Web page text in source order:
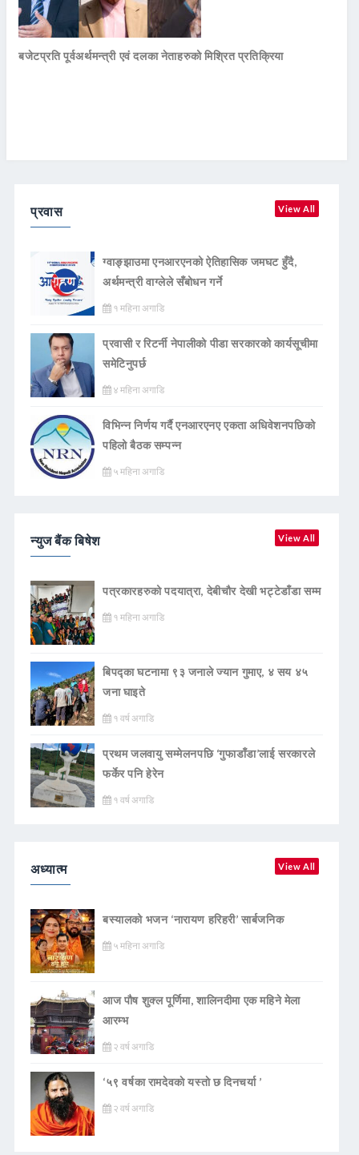
बजेटप्रति पूर्वअर्थमन्त्री एवं दलका नेताहरुको मिश्रित प्रतिक्रिया
प्रवास View All
ग्वाङ्झाउमा एनआरएनको ऐतिहासिक जमघट हुँदै,
अर्थमन्त्री वाग्लेले सँबोधन गर्ने
१ महिना अगाडि
प्रवासी र रिटर्नी नेपालीको पीडा सरकारको कार्यसूचीमा
समेटिनुपर्छ
४ महिना अगाडि
विभिन्न निर्णय गर्दै एनआरएनए एकता अधिवेशनपछिको
पहिलो बैठक सम्पन्न
५ महिना अगाडि
न्युज बैंक बिषेश View All
पत्रकारहरुको पदयात्रा, देबीचौर देखी भट्टेडाँडा सम्म
१ महिना अगाडि
बिपद्का घटनामा ९३ जनाले ज्यान गुमाए, ४ सय ४५
जना घाइते
१ वर्ष अगाडि
प्रथम जलवायु सम्मेलनपछि ‘गुफाडाँडा’लाई सरकारले
फर्केर पनि हेरेन
१ वर्ष अगाडि
अध्यात्म View All
बस्यालको भजन ‘नारायण हरिहरी’ सार्बजनिक
५ महिना अगाडि
आज पौष शुक्ल पूर्णिमा, शालिनदीमा एक महिने मेला
आरम्भ
२ वर्ष अगाडि
‘५९ वर्षका रामदेवकाे यस्ताे छ दिनचर्या ’
२ वर्ष अगाडि